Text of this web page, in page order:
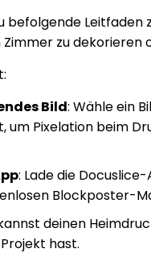
befolgende
zu
Bild: Wähle ein
um Pixelation beim
: Lade die
Blockposter-
deinen
hast.